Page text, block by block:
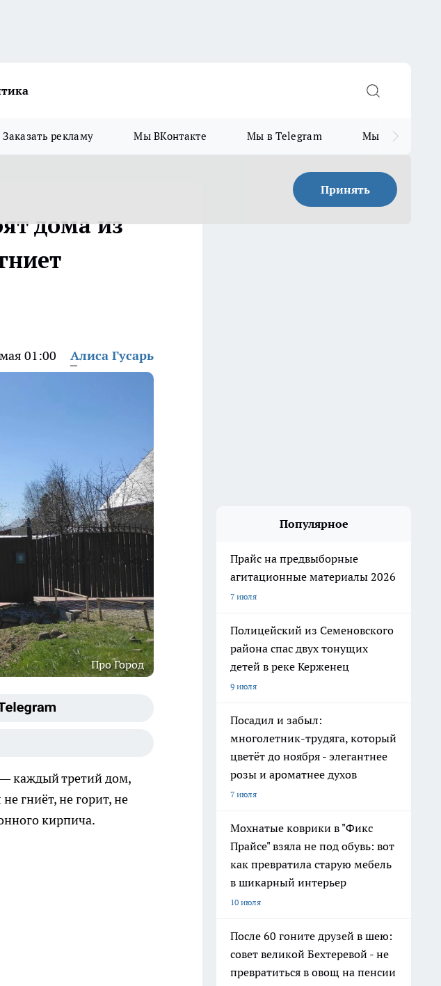
Заказать рекламу Мы ВКонтакте Мы в Telegram Мы в MAX
Принять
дома из
01:00 Алиса Гусарь
Про Город
— каждый третий дом,
гниёт, не горит, не
кирпича.
Популярное
Прайс на предвыборные
агитационные материалы 2026
7 июля
Полицейский из Семеновского
района спас двух тонущих
детей в реке Керженец
9 июля
Посадил и забыл:
многолетник-трудяга, который
цветёт до ноября - элегантнее
розы и ароматнее духов
7 июля
Мохнатые коврики в "Фикс
Прайсе" взяла не под обувь: вот
как превратила старую мебель
в шикарный интерьер
10 июля
После 60 гоните друзей в шею:
совет великой Бехтеревой - не
превратиться в овощ на пенсии